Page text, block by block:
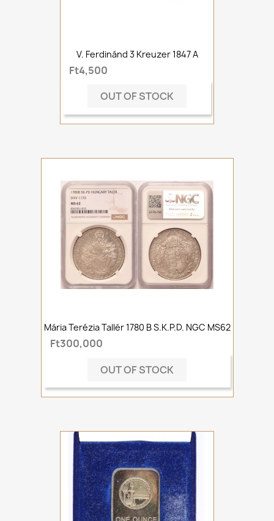
V. Ferdinánd 3 Kreuzer 1847 A
Ft4,500
OUT OF STOCK
Mária Terézia Tallér 1780 B S.K.P.D. NGC MS62
Ft300,000
OUT OF STOCK